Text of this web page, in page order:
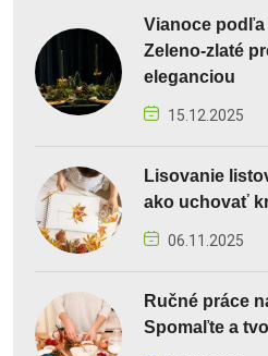
Vianoce
Zeleno-zlaté
eleganciou
15.12.2025
Lisovanie
ako uchovať
06.11.2025
Ručné práce
Spomaľte a